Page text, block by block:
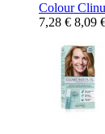
Colour
7,28 € 8,09